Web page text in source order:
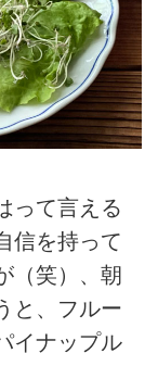
って言える
信を持って
（笑）、朝
と、フルー
イナップル